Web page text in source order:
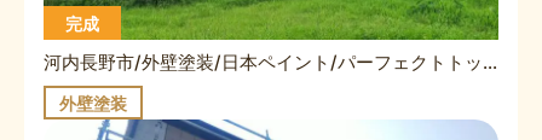
完成
河内長野市/外壁塗装/日本ペイント/パーフェクトトップ・タイル外壁/セブンケミカル/セブンS/防水性タイルクリアー・シーリング工事/K様/施工事例
外壁塗装